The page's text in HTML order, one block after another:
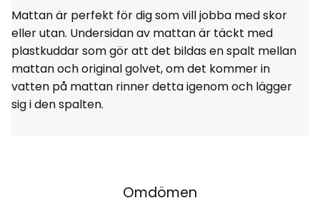
Mattan är perfekt för dig som vill jobba med skor
eller utan. Undersidan av mattan är täckt med
plastkuddar som gör att det bildas en spalt mellan
mattan och original golvet, om det kommer in
vatten på mattan rinner detta igenom och lägger
sig i den spalten.
Omdömen